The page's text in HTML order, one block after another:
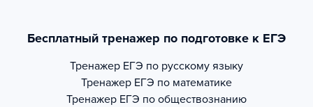
Бесплатный тренажер по подготовке к ЕГЭ
Тренажер ЕГЭ по русскому языку
Тренажер ЕГЭ по математике
Тренажер ЕГЭ по обществознанию